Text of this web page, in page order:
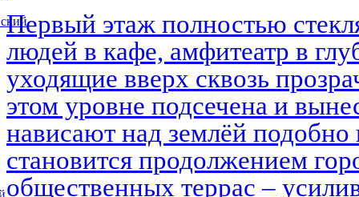
Первый этаж полностью
людей в кафе, амфитеатр в
уходящие вверх сквозь
этом уровне подсечена и
нависают над землёй
становится продолжением
общественных террас –